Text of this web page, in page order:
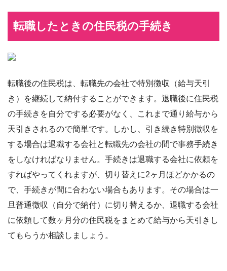
転職したときの住民税の手続き
転職後の住民税は、転職先の会社で特別徴収（給与天引
き）を継続して納付することができます。退職後に住民税
の手続きを自分でする必要がなく、これまで通り給与から
天引きされるので簡単です。しかし、引き続き特別徴収を
する場合は退職する会社と転職先の会社の間で事務手続き
をしなければなりません。手続きは退職する会社に依頼を
すればやってくれますが、切り替えに2ヶ月ほどかかるの
で、手続きが間に合わない場合もあります。その場合は一
旦普通徴収（自分で納付）に切り替えるか、退職する会社
に依頼して数ヶ月分の住民税をまとめて給与から天引きし
てもらうか相談しましょう。